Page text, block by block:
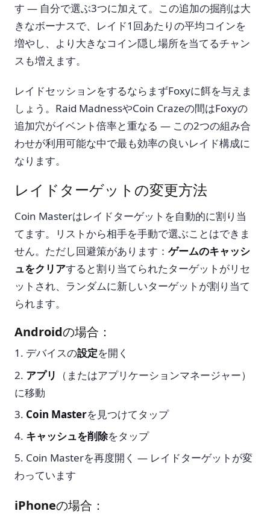
す — 自分で選ぶ3つに加えて。この追加の掘削は大
きなボーナスで、レイド1回あたりの平均コインを
増やし、より大きなコイン隠し場所を当てるチャン
スも増えます。
レイドセッションをするならまずFoxyに餌を与えま
しょう。Raid MadnessやCoin Crazeの間はFoxyの
追加穴がイベント倍率と重なる — この2つの組み合
わせが利用可能な中で最も効率の良いレイド構成に
なります。
レイドターゲットの変更方法
Coin Masterはレイドターゲットを自動的に割り当
てます。リストから相手を手動で選ぶことはできま
せん。ただし回避策があります： ゲームのキャッシ
ュをクリアすると割り当てられたターゲットがリセ
ットされ、ランダムに新しいターゲットが割り当て
られます。
Androidの場合：
デバイスの設定を開く
アプリ
（またはアプリケーションマネージャー）
に移動
Coin Masterを見つけてタップ
キャッシュを削除をタップ
Coin Masterを再度開く — レイドターゲットが変
わっています
iPhoneの場合：